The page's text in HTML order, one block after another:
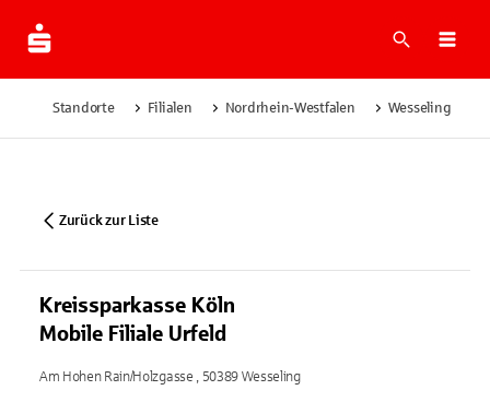
Suche
Standorte Filialen Nordrhein-Westfalen Wesseling
Zurück zur Liste
Kreissparkasse Köln
Mobile Filiale Urfeld
Am Hohen Rain/Holzgasse , 50389 Wesseling